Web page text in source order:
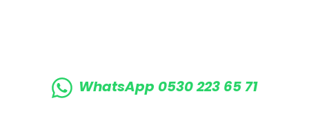
WhatsApp 0530 223 65 71